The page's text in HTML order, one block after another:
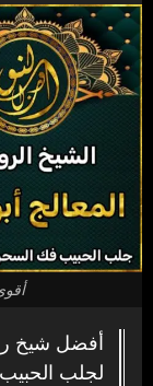
أفضل شيخ
لجلب